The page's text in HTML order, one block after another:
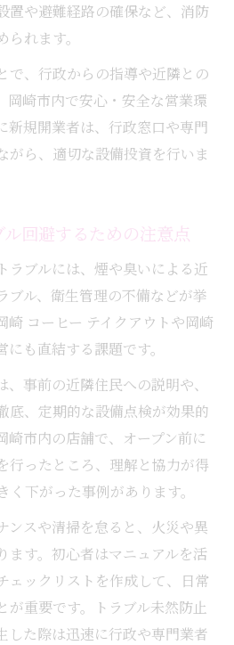
置や避難経路の確保など、消防
れます。
で、行政からの指導や近隣との
岡崎市内で安心・安全な営業環
新規開業者は、行政窓口や専門
がら、適切な設備投資を行いま
回避するための注意点
ラブルには、煙や臭いによる近
ブル、衛生管理の不備などが挙
崎 コーヒー テイクアウトや岡崎
も直結する課題です。
、事前の近隣住民への説明や、
底、定期的な設備点検が効果的
崎市内の店舗で、オープン前に
行ったところ、理解と協力が得
下がった事例があります。
ンスや清掃を怠ると、火災や異
ます。初心者はマニュアルを活
ェックリストを作成して、日常
が重要です。トラブル未然防止
した際は迅速に行政や専門業者